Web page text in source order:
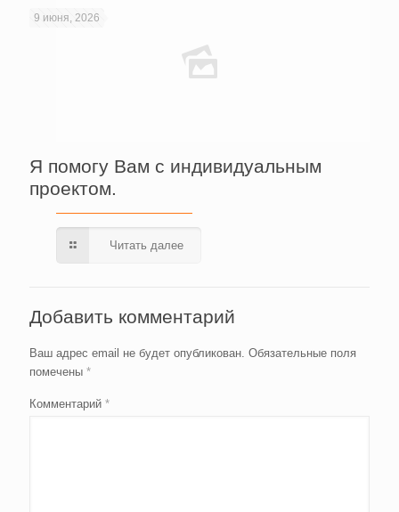
9 июня, 2026
Я помогу Вам с индивидуальным
проектом.
Читать далее
Добавить комментарий
Ваш адрес email не будет опубликован. Обязательные поля
помечены *
Комментарий *